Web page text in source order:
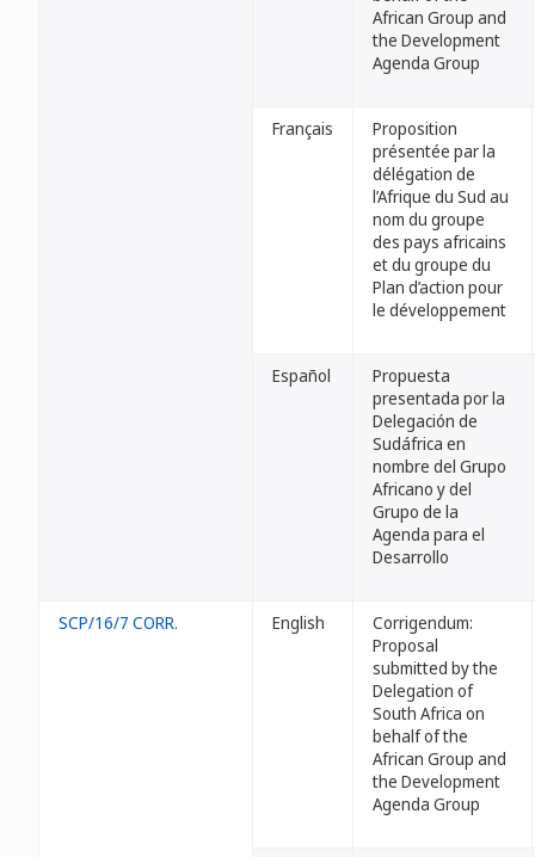
African Group and
the Development
Agenda Group
Français
Proposition
présentée par la
délégation de
l’Afrique du Sud au
nom du groupe
des pays africains
et du groupe du
Plan d’action pour
le développement
Español
Propuesta
presentada por la
Delegación de
Sudáfrica en
nombre del Grupo
Africano y del
Grupo de la
Agenda para el
Desarrollo
SCP/16/7 CORR. English
Corrigendum:
Proposal
submitted by the
Delegation of
South Africa on
behalf of the
African Group and
the Development
Agenda Group